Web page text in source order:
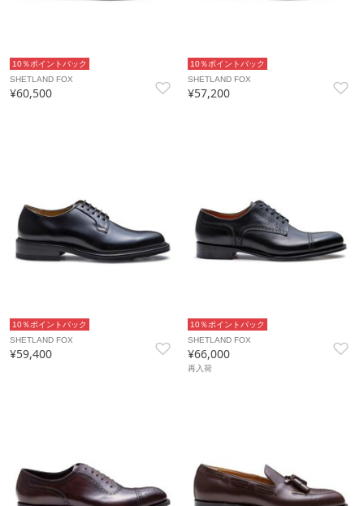
10％ポイントバック
SHETLAND FOX
¥60,500
10％ポイントバック
SHETLAND FOX
¥57,200
10％ポイントバック
SHETLAND FOX
¥59,400
10％ポイントバック
SHETLAND FOX
¥66,000
再入荷